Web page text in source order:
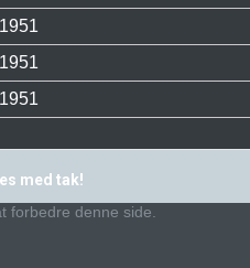
1951
1951
1951
med tak!